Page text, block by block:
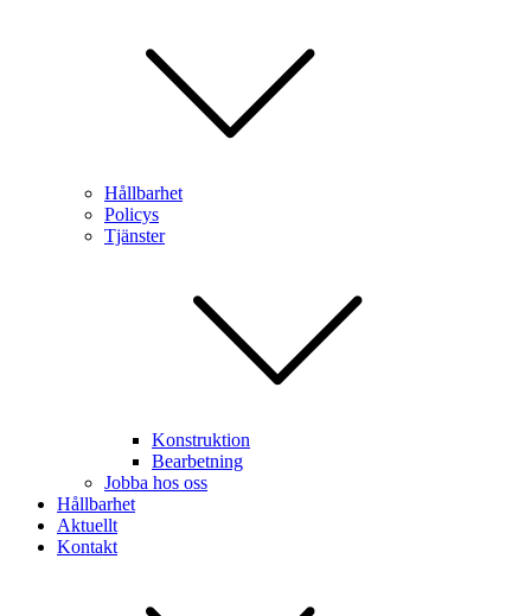
Hållbarhet
Policys
Tjänster
Konstruktion
Bearbetning
Jobba hos oss
Hållbarhet
Aktuellt
Kontakt